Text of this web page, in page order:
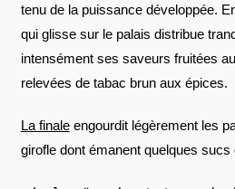
tenu de la puissance développée.
qui glisse sur le palais distribue
intensément ses saveurs fruitées
relevées de tabac brun aux épices.
La finaleengourdit légèrement les
girofle dont émanent quelques sucs